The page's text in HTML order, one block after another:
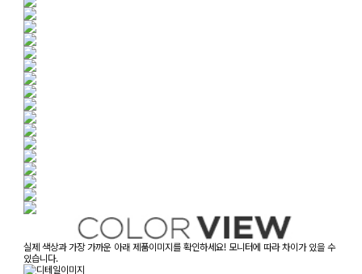
실제 색상과 가장 가까운 아래 제품이미지를 확인하세요! 모니터에 따라 차이가 있을 수
있습니다.